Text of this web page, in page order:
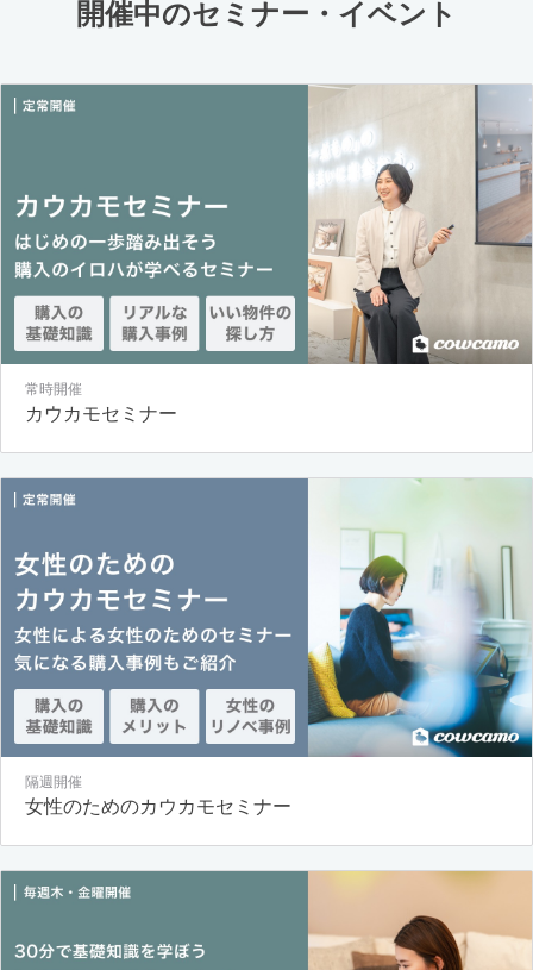
開催中のセミナー・イベント
常時開催
カウカモセミナー
隔週開催
女性のためのカウカモセミナー